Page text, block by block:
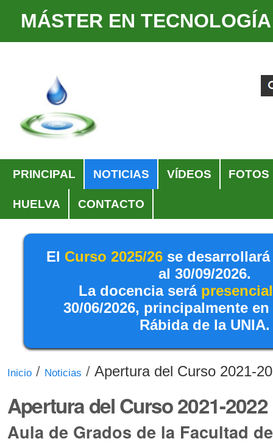
MÁSTER EN
contenido.
Saltar
Búsqueda
Avanzada…
PRINCIPAL NOTICIAS VÍDEOS FOTOS
HUELVA CONTACTO
El Curso 2025/26 se desarrollará
al 30/09/2026.
La docencia será presencial
30/06/2026, principalmente
Rábida de la UNIA.
Inicio / Noticias / Apertura del Curso 2021-
Apertura del Curso 2021-2022
Aula de Grados de la Facultad